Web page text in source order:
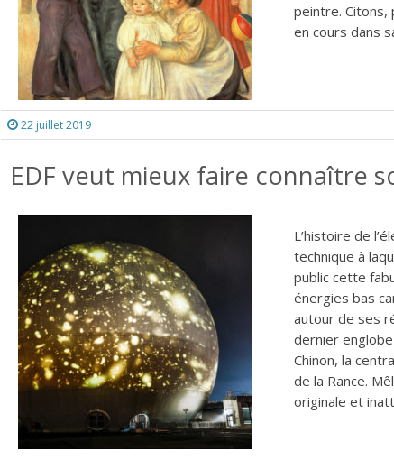
peintre. Citons,
en cours dans
22 juillet 2019
EDF veut mieux faire connaître
L’histoire de
technique à
public cette
énergies bas
autour de ses
dernier
Chinon, la
de la Rance.
originale et